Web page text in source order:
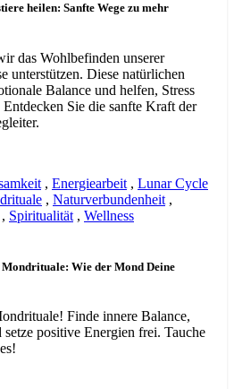
heilen: Sanfte Wege zu mehr
das Wohlbefinden unserer
unterstützen. Diese natürlichen
Balance und helfen, Stress
Sie die sanfte Kraft der
, Energiearbeit , Lunar Cycle
, Naturverbundenheit ,
, Spiritualität , Wellness
Wie der Mond Deine
Finde innere Balance,
positive Energien frei. Tauche